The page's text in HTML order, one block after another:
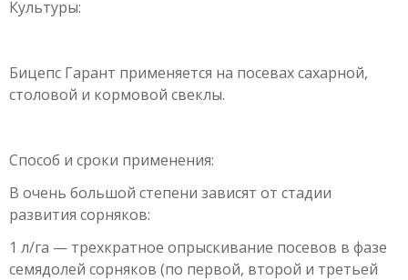
Культуры:
Бицепс Гарант применяется на посевах сахарной,
столовой и кормовой свеклы.
Способ и сроки применения:
В очень большой степени зависят от стадии
развития сорняков:
1 л/га — трехкратное опрыскивание посевов в фазе
семядолей сорняков (по первой, второй и третьей